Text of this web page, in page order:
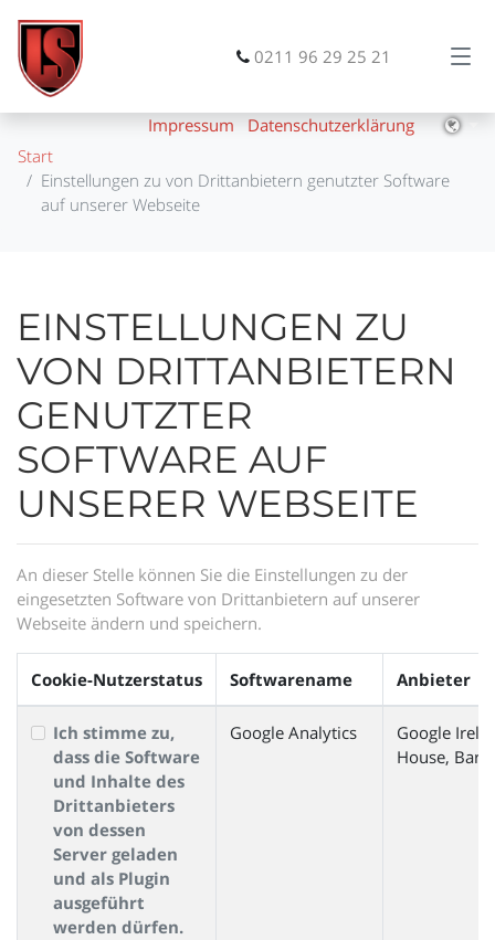
0211 96 29 25 21
Impressum
Datenschutzerklärung
Start
Einstellungen zu von Drittanbietern genutzter Software
auf unserer Webseite
EINSTELLUNGEN ZU
VON DRITTANBIETERN
GENUTZTER
SOFTWARE AUF
UNSERER WEBSEITE
An dieser Stelle können Sie die Einstellungen zu der
eingesetzten Software von Drittanbietern auf unserer
Webseite ändern und speichern.
Cookie-Nutzerstatus Softwarename Anbieter
Ich stimme zu,
dass die Software
und Inhalte des
Drittanbieters
von dessen
Server geladen
und als Plugin
ausgeführt
werden dürfen.
Google Analytics
Google
House,